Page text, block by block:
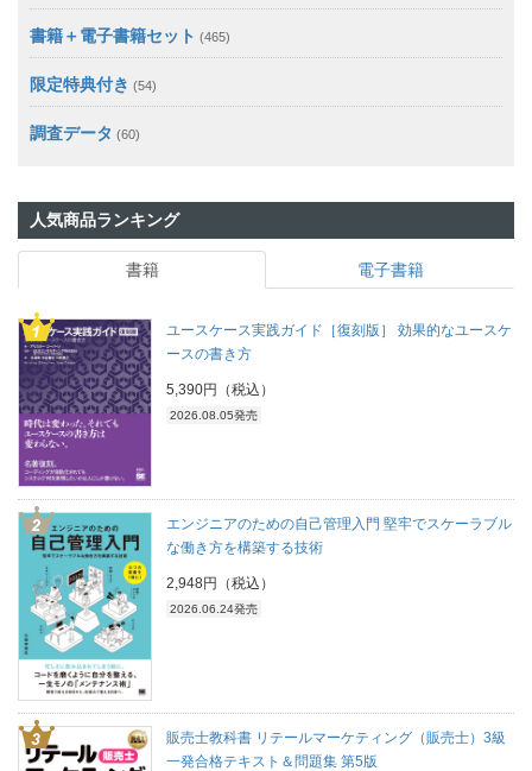
書籍＋電子書籍セット (465)
限定特典付き (54)
調査データ (60)
人気商品ランキング
書籍 電子書籍
ユースケース実践ガイド［復刻版］ 効果的なユースケ
ースの書き方
5,390円（税込）
2026.08.05発売
エンジニアのための自己管理入門 堅牢でスケーラブル
な働き方を構築する技術
2,948円（税込）
2026.06.24発売
販売士教科書 リテールマーケティング（販売士）3級
一発合格テキスト＆問題集 第5版